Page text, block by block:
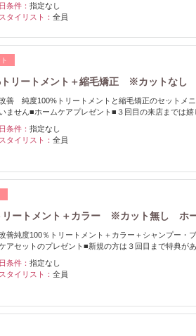
条件： 指定なし
タイリスト： 全員
リートメント＋縮毛矯正 ※カットなし
善 純度100%トリートメントと縮毛矯正のセットメ
ません■ホームケアプレゼント■３回目の来店までは嬉
条件： 指定なし
タイリスト： 全員
リートメント＋カラー ※カット無し ホ
善純度100％トリートメント＋カラー＋シャンプー・
アセットのプレゼント■新規の方は３回目まで特典があ
条件： 指定なし
タイリスト： 全員